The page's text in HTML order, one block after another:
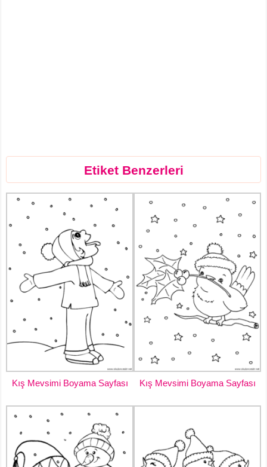
Etiket Benzerleri
Kış Mevsimi Boyama Sayfası Kış Mevsimi Boyama Sayfası